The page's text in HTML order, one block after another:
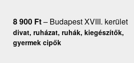
8 900 Ft– Budapest XVIII. kerület
divat, ruházat, ruhák, kiegészítők,
gyermek cipők